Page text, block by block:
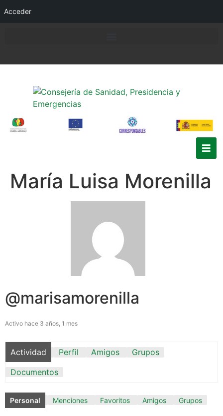
Acceder
María Luisa Morenilla
@marisamorenilla
Activo hace 3 años, 1 mes
Actividad Perfil Amigos
Grupos
Documentos
Personal Menciones Favoritos Amigos Grupos